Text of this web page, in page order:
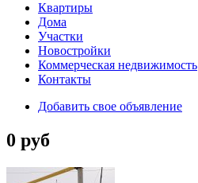
Квартиры
Дома
Участки
Новостройки
Коммерческая недвижимость
Контакты
Добавить свое объявление
0 руб